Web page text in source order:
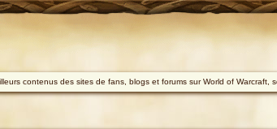
contenus des sites de fans, blogs et forums sur World of Warcraft,